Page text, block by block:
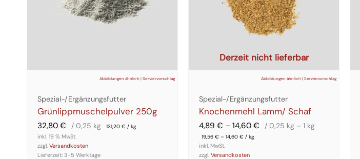
Abbildungen ähnlich | Serviervorschlag
Spezial-/Ergänzungsfutter
Grünlippmuschelpulver 250g
32,80€ / 0,25 kg 131,20€ /kg
inkl. 19 % MwSt.
zzgl.Versandkosten
Lieferzeit:3-5 Werktage
Derzeit nicht lieferbar
Abbildungen ähnlich | Serviervorschlag
Spezial-/Ergänzungsfutter
Knochenmehl Lamm/ Schaf
4,89€ –14,60€ / 0,25 kg – 1 kg
19,56€ –14,60€ /kg
inkl. MwSt.
zzgl.Versandkosten
Produktseite